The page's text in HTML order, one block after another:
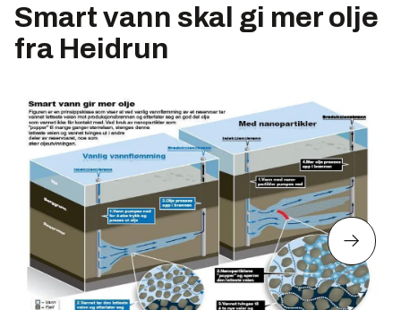
Smart vann skal gi mer olje
fra Heidrun